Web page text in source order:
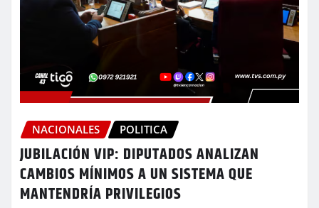
NACIONALES POLITICA
JUBILACIÓN VIP: DIPUTADOS ANALIZAN
CAMBIOS MÍNIMOS A UN SISTEMA QUE
MANTENDRÍA PRIVILEGIOS